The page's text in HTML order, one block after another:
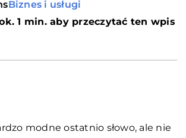
Biznes i usługi
1 min. aby przeczytać ten wpis
modne ostatnio słowo, ale nie